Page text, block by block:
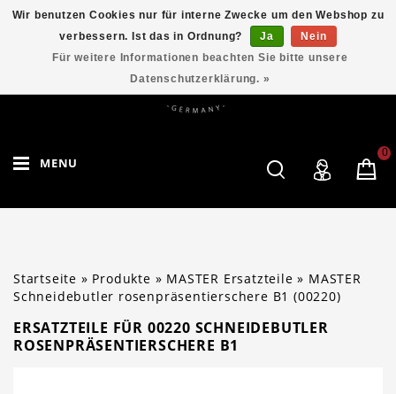
MENU
0
Startseite » Produkte » MASTER Ersatzteile » MASTER
Schneidebutler rosenpräsentierschere B1 (00220)
ERSATZTEILE FÜR 00220 SCHNEIDEBUTLER
ROSENPRÄSENTIERSCHERE B1
Wir benutzen Cookies nur für interne Zwecke um den Webshop zu
verbessern. Ist das in Ordnung?
Ja
Nein
Für weitere Informationen beachten Sie bitte unsere
Datenschutzerklärung. »